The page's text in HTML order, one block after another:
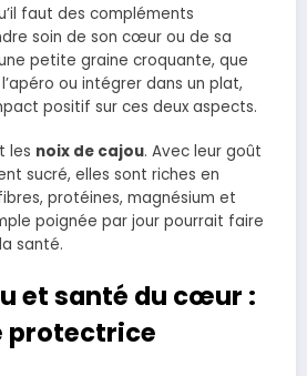
faut des compléments
soin de son cœur ou de sa
petite graine croquante, que
ou intégrer dans un plat,
positif sur ces deux aspects.
les noix de cajou. Avec leur goût
sucré, elles sont riches en
protéines, magnésium et
poignée par jour pourrait faire
santé.
et santé du cœur :
protectrice